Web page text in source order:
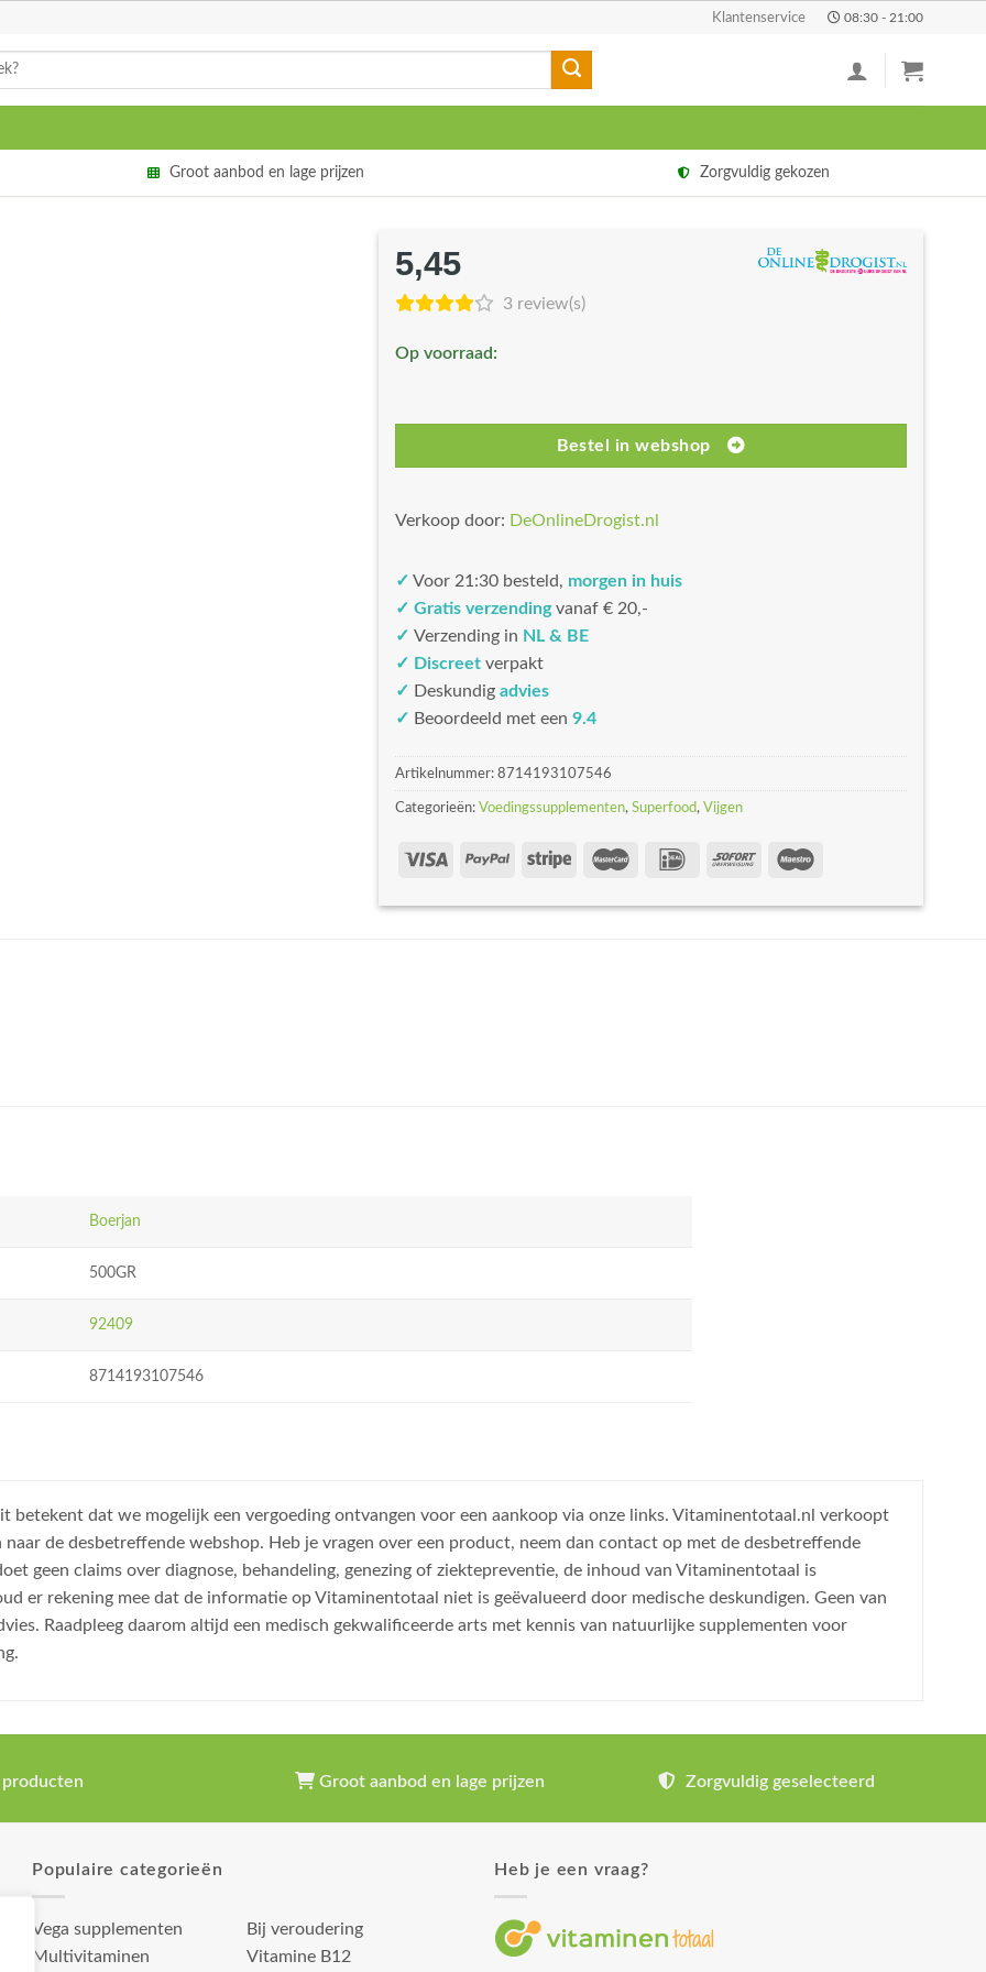
Klantenservice 08:30 - 21:00
Groot aanbod en lage prijzen Zorgvuldig gekozen
5,45
3 review(s)
Op voorraad:
Bestel in webshop
Verkoop door: DeOnlineDrogist.nl
✓ Voor 21:30 besteld, morgen in huis
✓ Gratis verzendingvanaf € 20,-
✓ Verzending in NL & BE
✓ Discreet verpakt
✓ Deskundig advies
✓ Beoordeeld met een 9.4
Artikelnummer: 8714193107546
Categorieën: Voedingssupplementen, Superfood, Vijgen
Boerjan
500GR
92409
8714193107546
dat we mogelijk een vergoeding ontvangen voor een aankoop via onze links. Vitaminentotaal.nl verkoopt
de desbetreffende webshop. Heb je vragen over een product, neem dan contact op met de desbetreffende
geen claims over diagnose, behandeling, genezing of ziektepreventie, de inhoud van Vitaminentotaal is
er rekening mee dat de informatie op Vitaminentotaal niet is geëvalueerd door medische deskundigen. Geen van
Raadpleeg daarom altijd een medisch gekwalificeerde arts met kennis van natuurlijke supplementen voor
producten Groot aanbod en lage prijzen Zorgvuldig geselecteerd
Populaire categorieën
Vega supplementen
Multivitaminen
Bij veroudering
Vitamine B12
Heb je een vraag?